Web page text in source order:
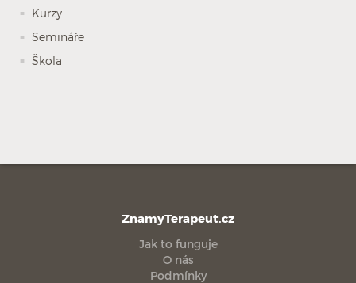
Kurzy
Semináře
Škola
ZnamyTerapeut.cz
Jak to funguje
O nás
Podmínky